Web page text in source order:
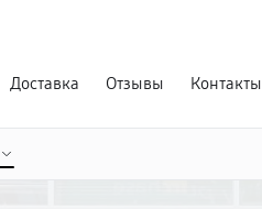
Доставка Отзывы Контакты